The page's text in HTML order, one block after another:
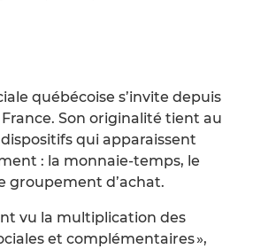
québécoise s’invite depuis
Son originalité tient au
qui apparaissent
: la monnaie-temps, le
groupement d’achat.
vu la multiplication des
et complémentaires »,